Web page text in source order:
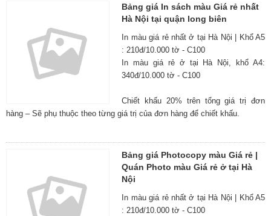
Bảng giá In sách màu Giá rẻ nhất
Hà Nội tại quận long biên
In màu giá rẻ nhất ở tại Hà Nội | Khổ A5
: 210đ/10.000 tờ - C100
In màu giá rẻ ở tại Hà Nội, khổ A4:
340đ/10.000 tờ - C100
Chiết khấu 20% trên tổng giá trị đơn
hàng – Sẽ phụ thuộc theo từng giá trị của đơn hàng để chiết khấu.
Bảng giá Photocopy màu Giá rẻ |
Quán Photo màu Giá rẻ ở tại Hà
Nội
In màu giá rẻ nhất ở tại Hà Nội | Khổ A5
: 210đ/10.000 tờ - C100